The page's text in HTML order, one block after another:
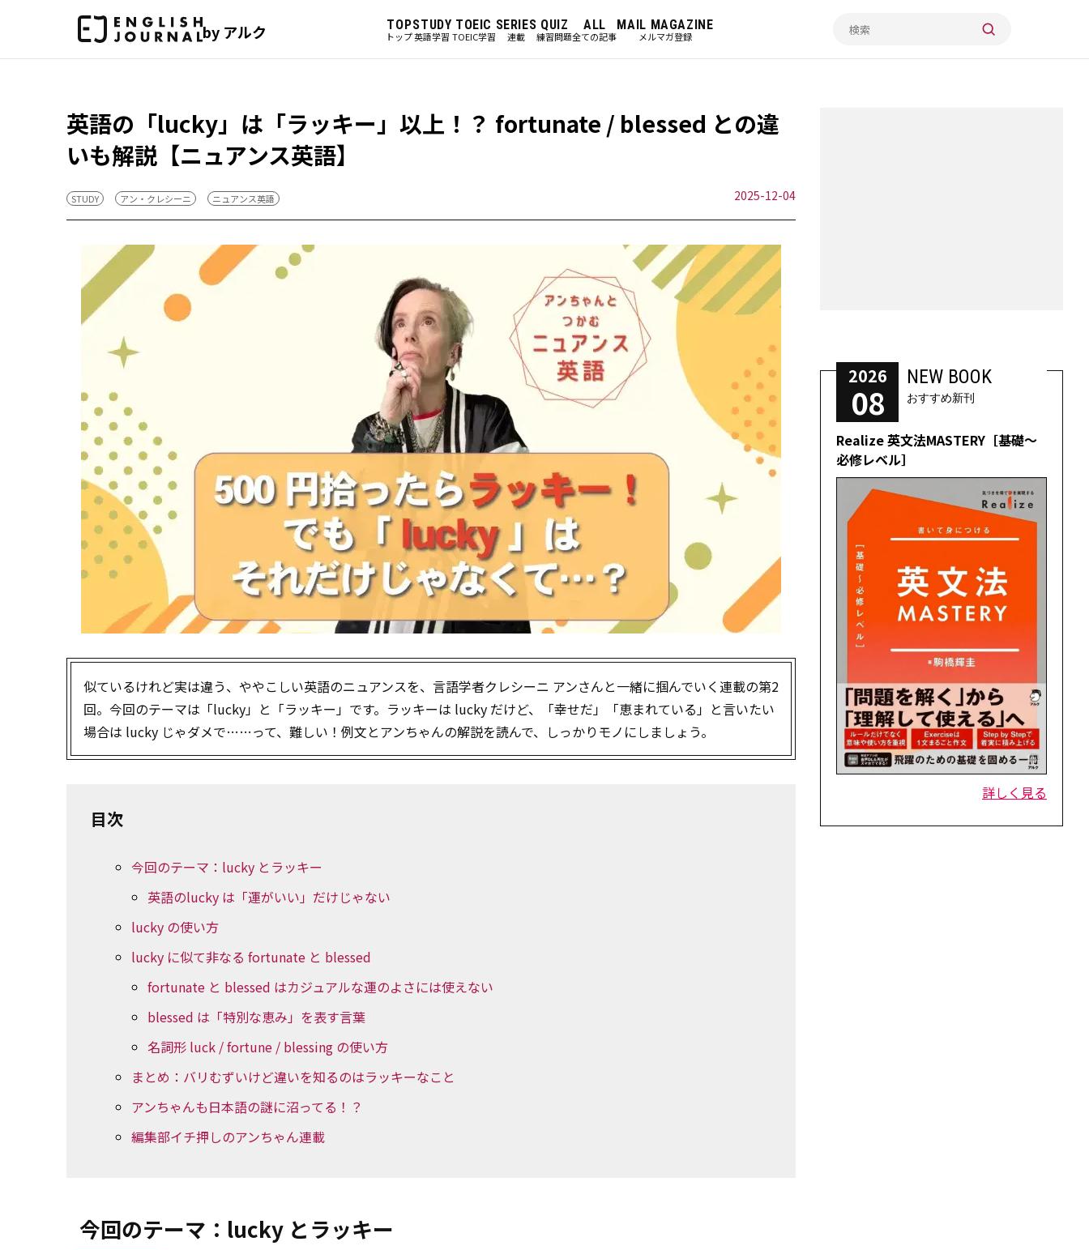
by アルク TOP
トップ
STUDY
英語学習
TOEIC
TOEIC学習
SERIES
連載
QUIZ
練習問題
ALL
全ての記事
MAIL MAGAZINE
メルマガ登録
英語の「lucky」は「ラッキー」以上！？ fortunate / blessed との違
いも解説【ニュアンス英語】
STUDY アン・クレシーニ ニュアンス英語 2025-12-04
似ているけれど実は違う、ややこしい英語のニュアンスを、言語学者クレシーニ アンさんと一緒に掴んでいく連載の第2
回。今回のテーマは「lucky」と「ラッキー」です。ラッキーは lucky だけど、「幸せだ」「恵まれている」と言いたい
場合は lucky じゃダメで……って、難しい！例文とアンちゃんの解説を読んで、しっかりモノにしましょう。
目次
今回のテーマ：lucky とラッキー
英語のlucky は「運がいい」だけじゃない
lucky の使い方
lucky に似て非なる fortunate と blessed
fortunate と blessed はカジュアルな運のよさには使えない
blessed は「特別な恵み」を表す言葉
名詞形 luck / fortune / blessing の使い方
まとめ：バリむずいけど違いを知るのはラッキーなこと
アンちゃんも日本語の謎に沼ってる！？
編集部イチ押しのアンちゃん連載
今回のテーマ：lucky とラッキー
2026
08
NEW BOOK
おすすめ新刊
Realize 英文法MASTERY［基礎～
必修レベル］
詳しく見る